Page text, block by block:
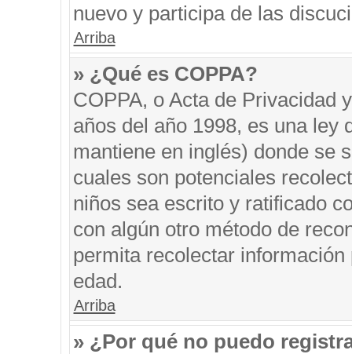
nuevo y participa de las
Arriba
» ¿Qué es COPPA?
COPPA, o Acta de Privacidad
años del año 1998, es una ley
mantiene en inglés) donde se
cuales son potenciales
niños sea escrito y ratificado
con algún otro método de
permita recolectar
edad.
Arriba
» ¿Por qué no puedo